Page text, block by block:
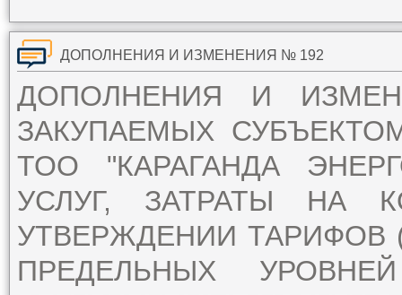
ДОПОЛНЕНИЯ И ИЗМЕНЕНИЯ № 192
ДОПОЛНЕНИЯ И
ЗАКУПАЕМЫХ
ТОО "КАРАГАНДА
УСЛУГ, ЗАТРАТЫ НА
УТВЕРЖДЕНИИ ТАРИФОВ
ПРЕДЕЛЬНЫХ